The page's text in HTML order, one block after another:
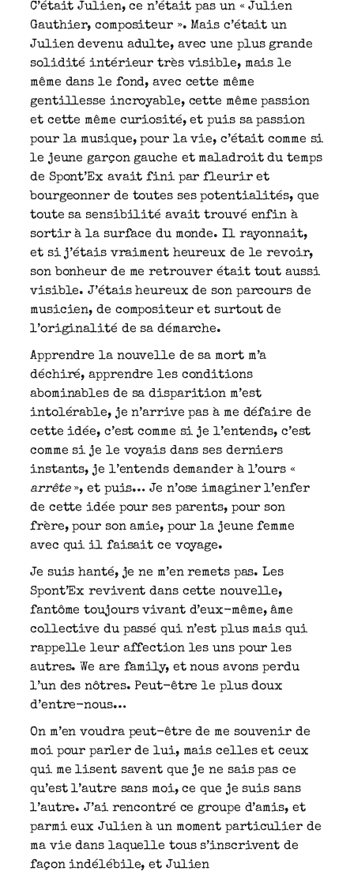
C’était Julien, ce n’était pas un « Julien
Gauthier, compositeur ». Mais c’était un
Julien devenu adulte, avec une plus grande
solidité intérieur très visible, mais le
même dans le fond, avec cette même
gentillesse incroyable, cette même passion
et cette même curiosité, et puis sa passion
pour la musique, pour la vie, c’était comme si
le jeune garçon gauche et maladroit du temps
de Spont’Ex avait fini par fleurir et
bourgeonner de toutes ses potentialités, que
toute sa sensibilité avait trouvé enfin à
sortir à la surface du monde. Il rayonnait,
et si j’étais vraiment heureux de le revoir,
son bonheur de me retrouver était tout aussi
visible. J’étais heureux de son parcours de
musicien, de compositeur et surtout de
l’originalité de sa démarche.
Apprendre la nouvelle de sa mort m’a
déchiré, apprendre les conditions
abominables de sa disparition m’est
intolérable, je n’arrive pas à me défaire de
cette idée, c’est comme si je l’entends, c’est
comme si je le voyais dans ses derniers
instants, je l’entends demander à l’ours «
arrête», et puis… Je n’ose imaginer l’enfer
de cette idée pour ses parents, pour son
frère, pour son amie, pour la jeune femme
avec qui il faisait ce voyage.
Je suis hanté, je ne m’en remets pas. Les
Spont’Ex revivent dans cette nouvelle,
fantôme toujours vivant d’eux-même, âme
collective du passé qui n’est plus mais qui
rappelle leur affection les uns pour les
autres. We are family, et nous avons perdu
l’un des nôtres. Peut-être le plus doux
d’entre-nous…
On m’en voudra peut-être de me souvenir de
moi pour parler de lui, mais celles et ceux
qui me lisent savent que je ne sais pas ce
qu’est l’autre sans moi, ce que je suis sans
l’autre. J’ai rencontré ce groupe d’amis, et
parmi eux Julien à un moment particulier de
ma vie dans laquelle tous s’inscrivent de
façon indélébile, et Julien